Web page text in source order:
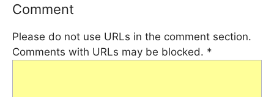
Comment
Please do not use URLs in the comment section.
Comments with URLs may be blocked. *